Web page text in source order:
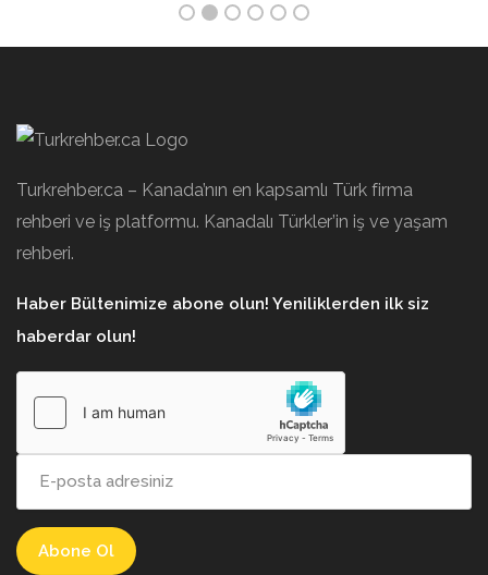
Turkrehber.ca – Kanada’nın en kapsamlı Türk firma
rehberi ve iş platformu. Kanadalı Türkler’in iş ve yaşam
rehberi.
Haber Bültenimize abone olun! Yeniliklerden ilk siz
haberdar olun!